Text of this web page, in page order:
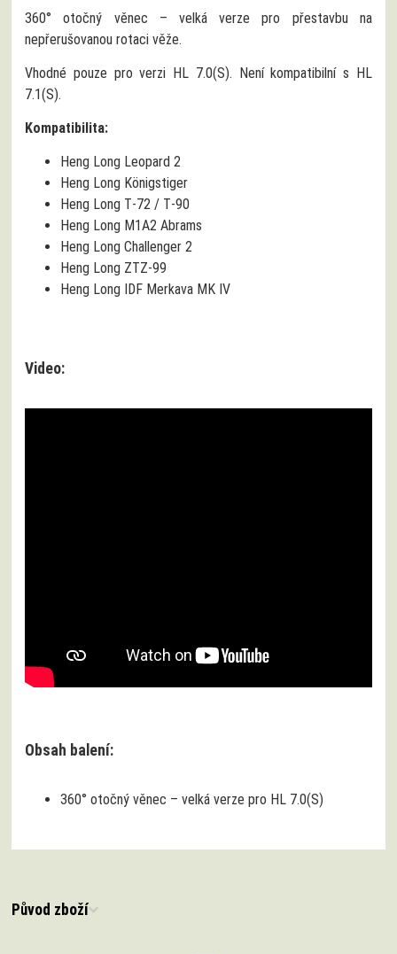
360° otočný věnec – velká verze pro přestavbu na
nepřerušovanou rotaci věže.
Vhodné pouze pro verzi HL 7.0(S). Není kompatibilní s HL
7.1(S).
Kompatibilita:
Heng Long Leopard 2
Heng Long Königstiger
Heng Long T‑72 / T‑90
Heng Long M1A2 Abrams
Heng Long Challenger 2
Heng Long ZTZ‑99
Heng Long IDF Merkava MK IV
Video:
Obsah balení:
360° otočný věnec – velká verze pro HL 7.0(S)
Původ zboží